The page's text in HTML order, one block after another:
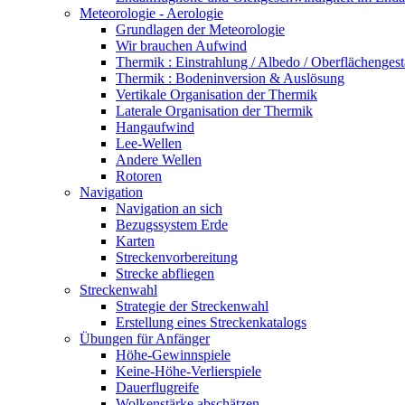
Meteorologie - Aerologie
Grundlagen der Meteorologie
Wir brauchen Aufwind
Thermik : Einstrahlung / Albedo /
Thermik : Bodeninversion & Auslösung
Vertikale Organisation der Thermik
Laterale Organisation der Thermik
Hangaufwind
Lee-Wellen
Andere Wellen
Rotoren
Navigation
Navigation an sich
Bezugssystem Erde
Karten
Streckenvorbereitung
Strecke abfliegen
Streckenwahl
Strategie der Streckenwahl
Erstellung eines Streckenkatalogs
Übungen für Anfänger
Höhe-Gewinnspiele
Keine-Höhe-Verlierspiele
Dauerflugreife